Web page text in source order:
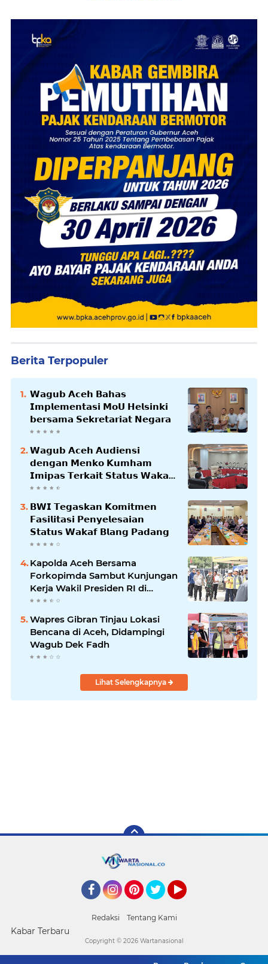
Berita Terpopuler
𝗪𝗮𝗴𝘂𝗯 𝗔𝗰𝗲𝗵 𝗕𝗮𝗵𝗮𝘀
𝗜𝗺𝗽𝗹𝗲𝗺𝗲𝗻𝘁𝗮𝘀𝗶 𝗠𝗼𝗨 𝗛𝗲𝗹𝘀𝗶𝗻𝗸𝗶
𝗯𝗲𝗿𝘀𝗮𝗺𝗮 𝗦𝗲𝗸𝗿𝗲𝘁𝗮𝗿𝗶𝗮𝘁 𝗡𝗲𝗴𝗮𝗿𝗮
𝗪𝗮𝗴𝘂𝗯 𝗔𝗰𝗲𝗵 𝗔𝘂𝗱𝗶𝗲𝗻𝘀𝗶
𝗱𝗲𝗻𝗴𝗮𝗻 𝗠𝗲𝗻𝗸𝗼 𝗞𝘂𝗺𝗵𝗮𝗺
𝗜𝗺𝗶𝗽𝗮𝘀 𝗧𝗲𝗿𝗸𝗮𝗶𝘁 𝗦𝘁𝗮𝘁𝘂𝘀 𝗪𝗮𝗸𝗮𝗳
𝗕𝗹𝗮𝗻𝗴𝗽𝗮𝗱𝗮𝗻𝗴
𝗕𝗪𝗜 𝗧𝗲𝗴𝗮𝘀𝗸𝗮𝗻 𝗞𝗼𝗺𝗶𝘁𝗺𝗲𝗻
𝗙𝗮𝘀𝗶𝗹𝗶𝘁𝗮𝘀𝗶 𝗣𝗲𝗻𝘆𝗲𝗹𝗲𝘀𝗮𝗶𝗮𝗻
𝗦𝘁𝗮𝘁𝘂𝘀 𝗪𝗮𝗸𝗮𝗳 𝗕𝗹𝗮𝗻𝗴 𝗣𝗮𝗱𝗮𝗻𝗴
Kapolda Aceh Bersama
Forkopimda Sambut Kunjungan
Kerja Wakil Presiden RI di
Kabupaten Bireuen
Wapres Gibran Tinjau Lokasi
Bencana di Aceh, Didampingi
Wagub Dek Fadh
Lihat Selengkapnya
Redaksi Tentang Kami
Kabar Terbaru
Copyright © 2026 Wartanasional